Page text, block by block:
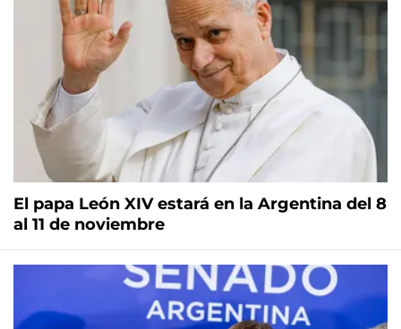
El papa León XIV estará en la Argentina del 8
al 11 de noviembre